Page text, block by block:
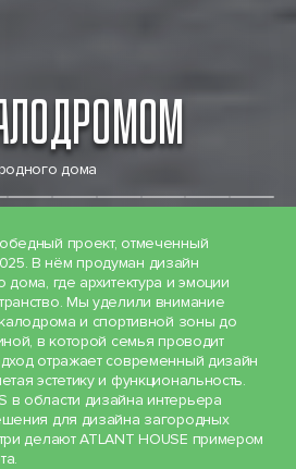
проект, отмеченный
В нём продуман дизайн
где архитектура и эмоции
Мы уделили внимание
и спортивной зоны до
в которой семья проводит
отражает современный дизайн
эстетику и функциональность.
в области дизайна интерьера
для дизайна загородных
делают ATLANT HOUSE примером
дома